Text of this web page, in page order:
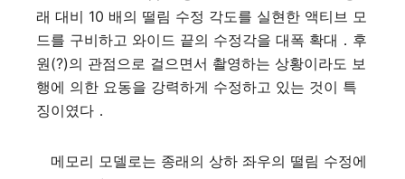
래 대비 10 배의 떨림 수정 각도를 실현한 액티브 모
드를 구비하고 와이드 끝의 수정각을 대폭 확대．후
원(?)의 관점으로 걸으면서 촬영하는 상황이라도 보
행에 의한 요동을 강력하게 수정하고 있는 것이 특
징이였다．
메모리 모델로는 종래의 상하 좌우의 떨림 수정에